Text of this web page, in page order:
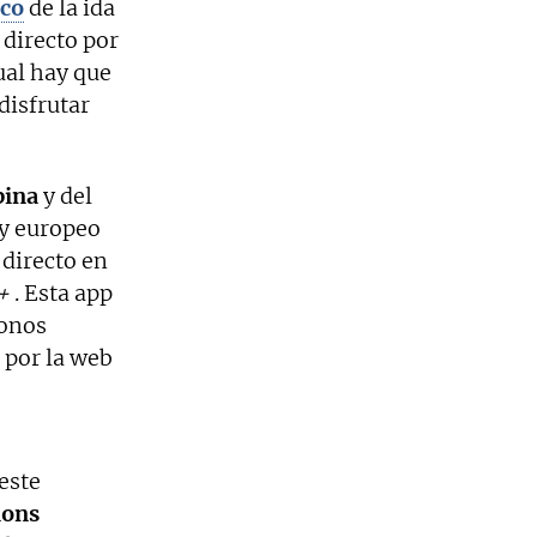
de la ida
por
hay que
y del
europeo
en
. Esta app
la web